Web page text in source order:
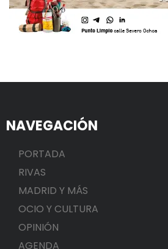
NAVEGACIÓN
PORTADA
RIVAS
MADRID Y MÁS
OCIO Y CULTURA
OPINIÓN
AGENDA